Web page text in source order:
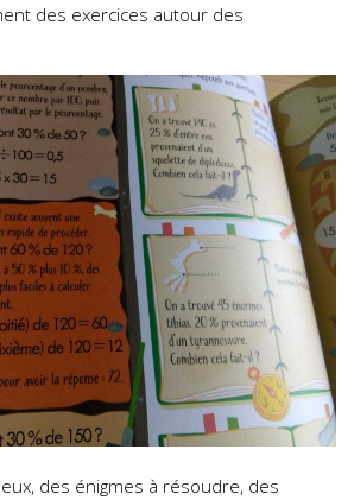
des exercices autour des
des énigmes à résoudre, des